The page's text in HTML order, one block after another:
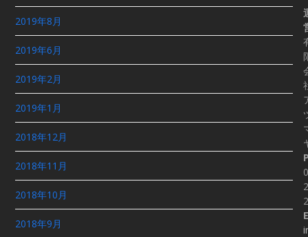
2019年8月
2019年6月
2019年2月
2019年1月
2018年12月
2018年11月
2018年10月
2018年9月